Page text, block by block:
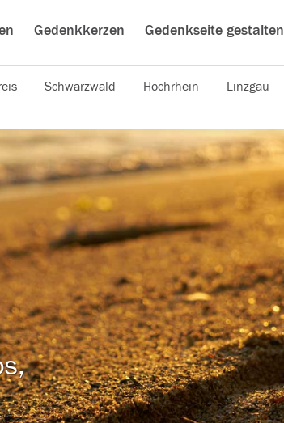
Gedenkkerzen Gedenkseite gestalten
Schwarzwald Hochrhein Linzgau